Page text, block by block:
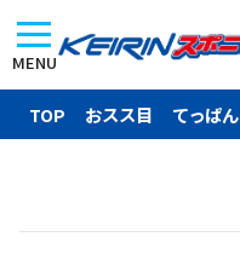
MENU
TOP おスス目 てっぱん